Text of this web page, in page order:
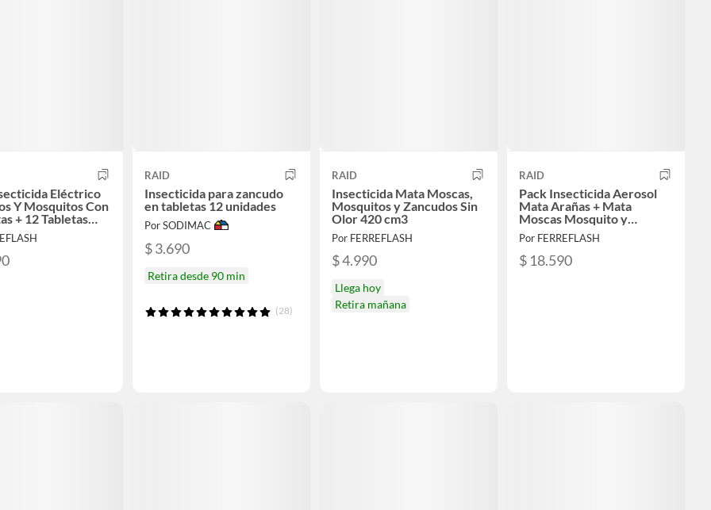
Eléctrico
Y Mosquitos Con
+ 12 Tabletas
RAID
Insecticida para zancudo
en tabletas 12 unidades
Por SODIMAC
$ 3.690
Retira desde 90 min
(28)
RAID
Insecticida Mata Moscas,
Mosquitos y Zancudos Sin
Olor 420 cm3
Por FERREFLASH
$ 4.990
Llega hoy
Retira mañana
RAID
Pack Insecticida Aerosol
Mata Arañas + Mata
Moscas Mosquito y
Zancudos + Hogar y Jardín
Por FERREFLASH
$ 18.590